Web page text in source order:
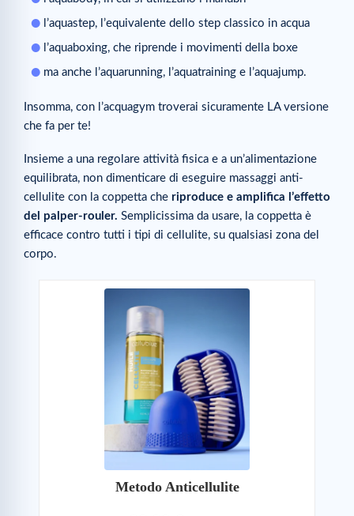
l’aquastep, l’equivalente dello step classico in acqua
l’aquaboxing, che riprende i movimenti della boxe
ma anche l’aquarunning, l’aquatraining e l’aquajump.
Insomma, con l’acquagym troverai sicuramente LA versione
che fa per te!
Insieme a una regolare attività fisica e a un’alimentazione
equilibrata, non dimenticare di eseguire massaggi anti-
cellulite con la coppetta che riproduce e amplifica l’effetto
del palper-rouler. Semplicissima da usare, la coppetta è
efficace contro tutti i tipi di cellulite, su qualsiasi zona del
corpo.
Metodo Anticellulite